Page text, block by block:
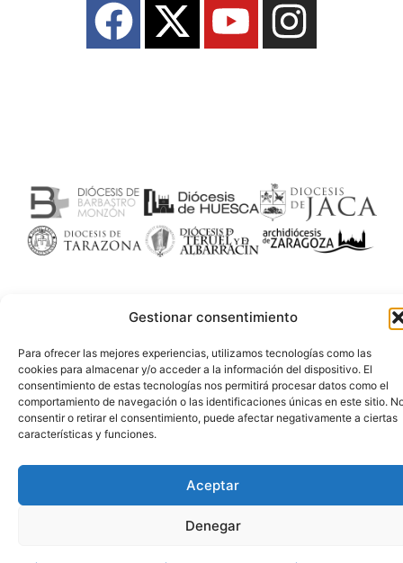
Gestionar consentimiento
Para ofrecer las mejores experiencias, utilizamos tecnologías como las
cookies para almacenar y/o acceder a la información del dispositivo. El
consentimiento de estas tecnologías nos permitirá procesar datos como el
comportamiento de navegación o las identificaciones únicas en este sitio.
consentir o retirar el consentimiento, puede afectar negativamente a ciertas
características y funciones.
Aceptar
Denegar